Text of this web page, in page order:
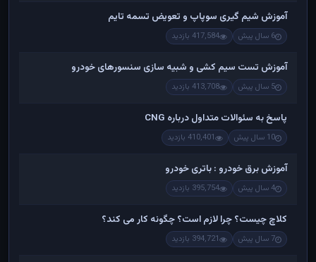
آموزش شیم گیری سوپاپ و تعویض تسمه تایم
6 سال پیش 417,584 بازدید
آموزش تست سیم کشی و شبیه سازی سنسورهای خودرو
5 سال پیش 413,708 بازدید
پاسخ به سئوالات متداول درباره CNG
10 سال پیش 410,401 بازدید
آموزش برق خودرو : باتری خودرو
4 سال پیش 395,754 بازدید
کلاچ چیست؟ چرا لازم است؟ چگونه کار می کند؟
7 سال پیش 394,721 بازدید